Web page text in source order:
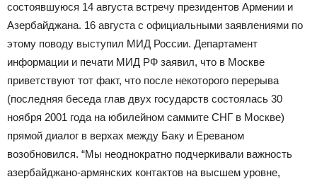
состоявшуюся 14 августа встречу президентов Армении и
Азербайджана. 16 августа с официальными заявлениями по
этому поводу выступил МИД России. Департамент
информации и печати МИД РФ заявил, что в Москве
приветствуют тот факт, что после некоторого перерыва
(последняя беседа глав двух государств состоялась 30
ноября 2001 года на юбилейном саммите СНГ в Москве)
прямой диалог в верхах между Баку и Ереваном
возобновился. “Мы неоднократно подчеркивали важность
азербайджано-армянских контактов на высшем уровне,